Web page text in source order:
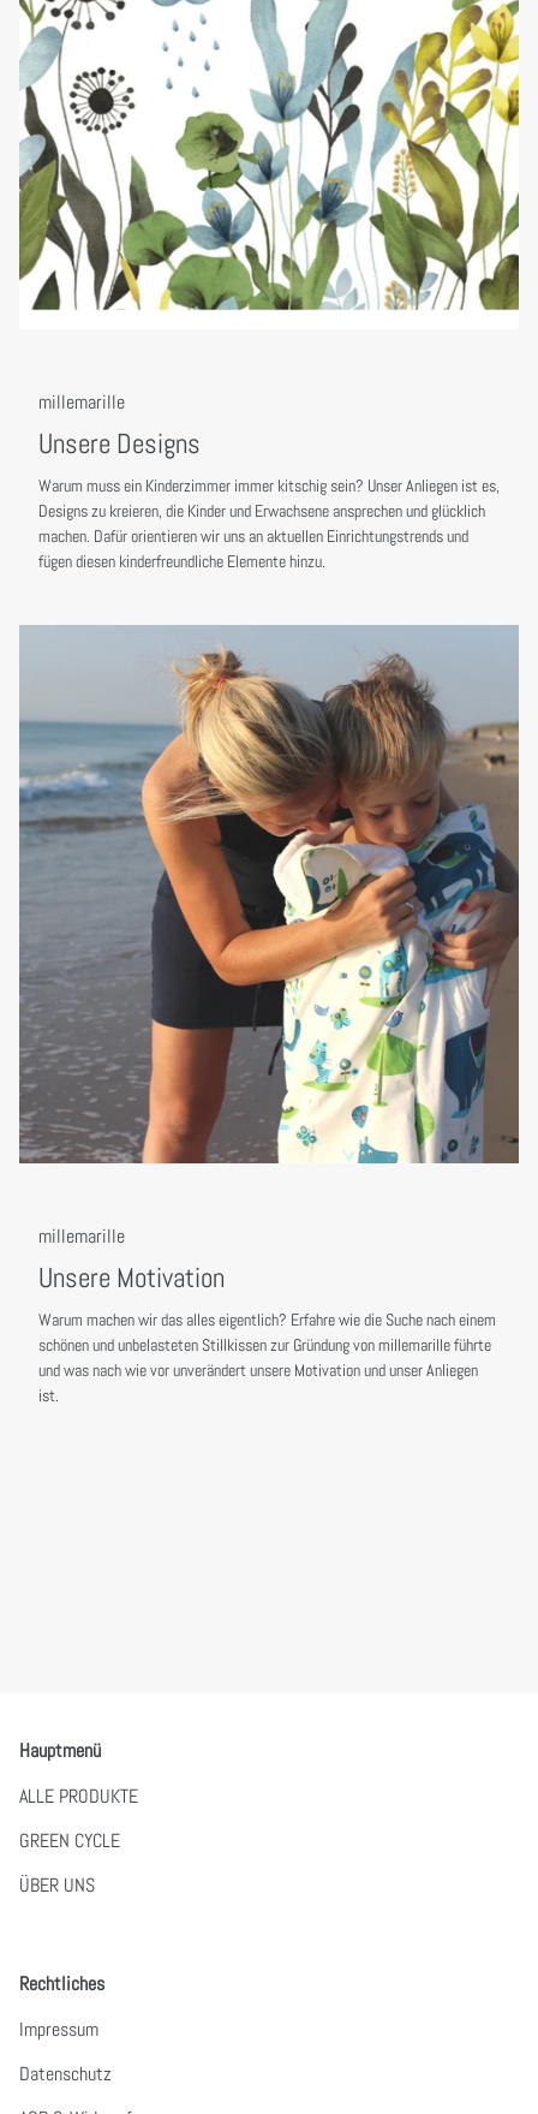
millemarille
Unsere Designs
Warum muss ein Kinderzimmer immer kitschig sein? Unser Anliegen ist es,
Designs zu kreieren, die Kinder und Erwachsene ansprechen und glücklich
machen. Dafür orientieren wir uns an aktuellen Einrichtungstrends und
fügen diesen kinderfreundliche Elemente hinzu.
millemarille
Unsere Motivation
Warum machen wir das alles eigentlich? Erfahre wie die Suche nach einem
schönen und unbelasteten Stillkissen zur Gründung von millemarille führte
und was nach wie vor unverändert unsere Motivation und unser Anliegen
ist.
Hauptmenü
ALLE PRODUKTE
GREEN CYCLE
ÜBER UNS
Rechtliches
Impressum
Datenschutz